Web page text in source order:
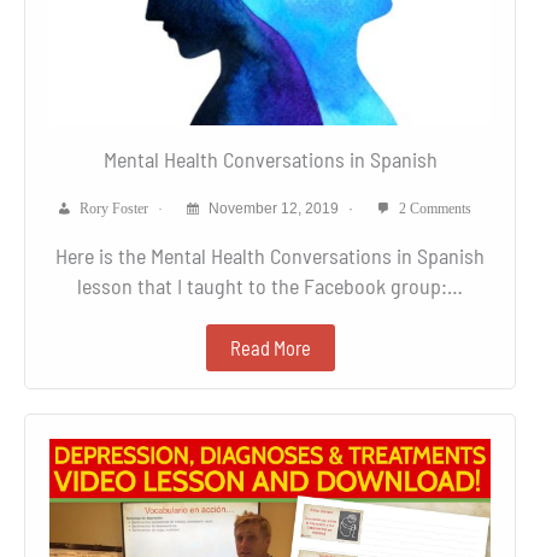
Mental Health Conversations in Spanish
Rory Foster November 12, 2019 2 Comments
Here is the Mental Health Conversations in Spanish
lesson that I taught to the Facebook group:…
Read More